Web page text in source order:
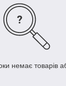
немає товарів